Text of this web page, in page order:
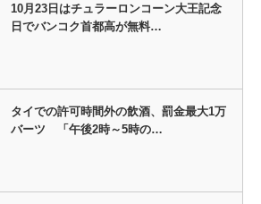
10月23日はチュラーロンコーン大王記念
日でバンコク首都高が無料…
タイでの許可時間外の飲酒、罰金最大1万
バーツ 「午後2時～5時の…